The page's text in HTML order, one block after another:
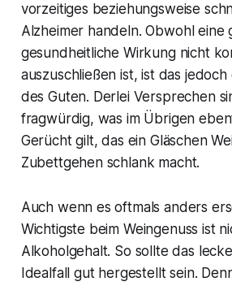
vorzeitiges beziehungsweise
Alzheimer handeln. Obwohl eine
gesundheitliche Wirkung nicht
auszuschließen ist, ist das jedoch
des Guten. Derlei Versprechen
fragwürdig, was im Übrigen
Gerücht gilt, das ein Gläschen
Zubettgehen schlank macht.
Auch wenn es oftmals anders
Wichtigste beim Weingenuss ist
Alkoholgehalt. So sollte das
Idealfall gut hergestellt sein.